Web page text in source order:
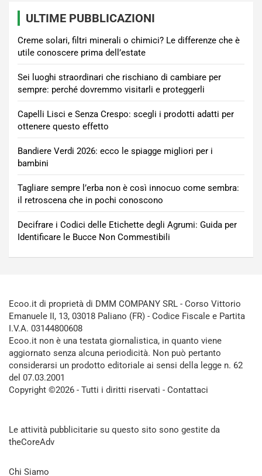
ULTIME PUBBLICAZIONI
Creme solari, filtri minerali o chimici? Le differenze che è
utile conoscere prima dell’estate
Sei luoghi straordinari che rischiano di cambiare per
sempre: perché dovremmo visitarli e proteggerli
Capelli Lisci e Senza Crespo: scegli i prodotti adatti per
ottenere questo effetto
Bandiere Verdi 2026: ecco le spiagge migliori per i
bambini
Tagliare sempre l’erba non è così innocuo come sembra:
il retroscena che in pochi conoscono
Decifrare i Codici delle Etichette degli Agrumi: Guida per
Identificare le Bucce Non Commestibili
Ecoo.it di proprietà di DMM COMPANY SRL - Corso Vittorio
Emanuele II, 13, 03018 Paliano (FR) - Codice Fiscale e Partita
I.V.A. 03144800608
Ecoo.it non è una testata giornalistica, in quanto viene
aggiornato senza alcuna periodicità. Non può pertanto
considerarsi un prodotto editoriale ai sensi della legge n. 62
del 07.03.2001
Copyright ©2026 - Tutti i diritti riservati - Contattaci
Le attività pubblicitarie su questo sito sono gestite da
theCoreAdv
Chi Siamo